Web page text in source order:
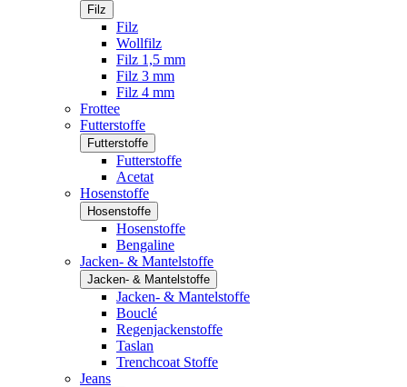
Filz
Filz
Wollfilz
Filz 1,5 mm
Filz 3 mm
Filz 4 mm
Frottee
Futterstoffe
Futterstoffe
Futterstoffe
Acetat
Hosenstoffe
Hosenstoffe
Hosenstoffe
Bengaline
Jacken- & Mantelstoffe
Jacken- & Mantelstoffe
Jacken- & Mantelstoffe
Bouclé
Regenjackenstoffe
Taslan
Trenchcoat Stoffe
Jeans